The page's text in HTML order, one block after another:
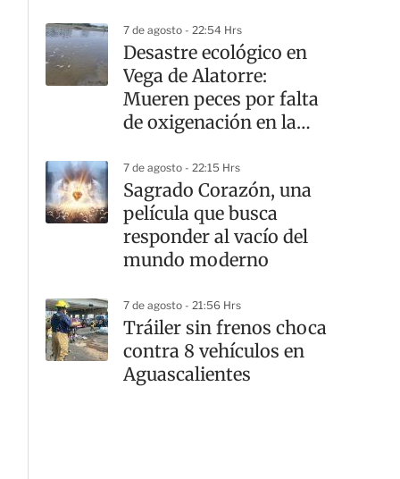
7 de agosto - 22:54 Hrs
Desastre ecológico en
Vega de Alatorre:
Mueren peces por falta
de oxigenación en la
7 de agosto - 22:15 Hrs
Sagrado Corazón, una
película que busca
responder al vacío del
mundo moderno
7 de agosto - 21:56 Hrs
Tráiler sin frenos choca
contra 8 vehículos en
Aguascalientes